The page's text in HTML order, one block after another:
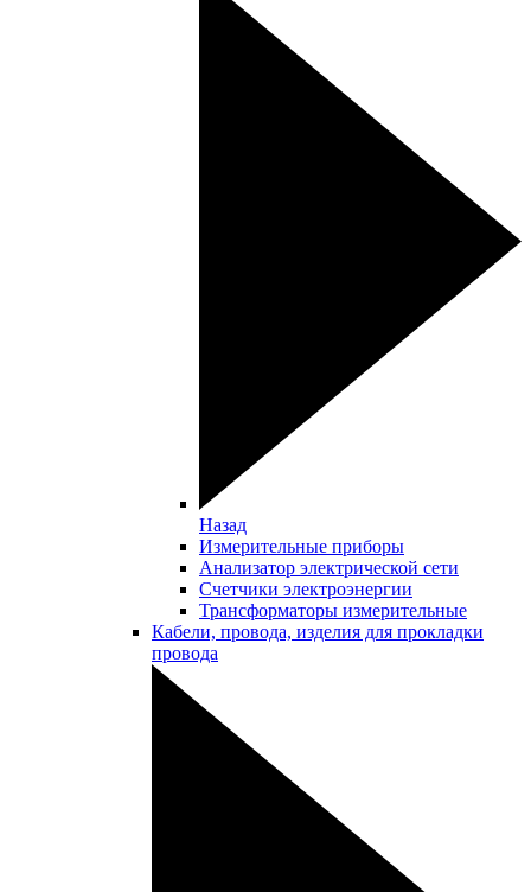
Назад
Измерительные приборы
Анализатор электрической сети
Счетчики электроэнергии
Трансформаторы измерительные
Кабели, провода, изделия для прокладки
провода